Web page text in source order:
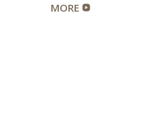
MORE